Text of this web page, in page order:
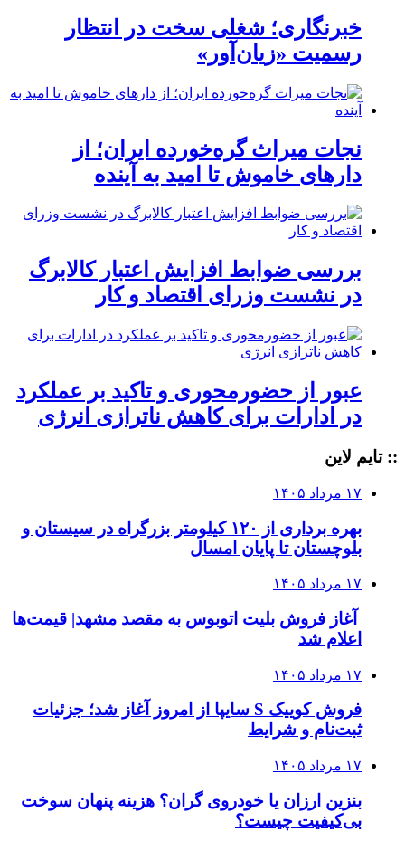
خبرنگاری؛ شغلی سخت در انتظار
رسمیت «زیان‌آور»
نجات میراث گره‌خورده ایران؛ از
دارهای خاموش تا امید به آینده
بررسی ضوابط افزایش اعتبار کالابرگ
در نشست وزرای اقتصاد و کار
عبور از حضورمحوری و تاکید بر عملکرد
در ادارات برای کاهش ناترازی انرژی
:: تایم لاین
۱۷ مرداد ۱۴۰۵
بهره برداری از ۱۲۰ کیلومتر بزرگراه در سیستان و
بلوچستان تا پایان امسال
۱۷ مرداد ۱۴۰۵
آغاز فروش بلیت اتوبوس به مقصد مشهد| قیمت‌ها
اعلام شد
۱۷ مرداد ۱۴۰۵
فروش کوییک S سایپا از امروز آغاز شد؛ جزئیات
ثبت‌نام و شرایط
۱۷ مرداد ۱۴۰۵
بنزین ارزان یا خودروی گران؟ هزینه پنهان سوخت
بی‌کیفیت چیست؟